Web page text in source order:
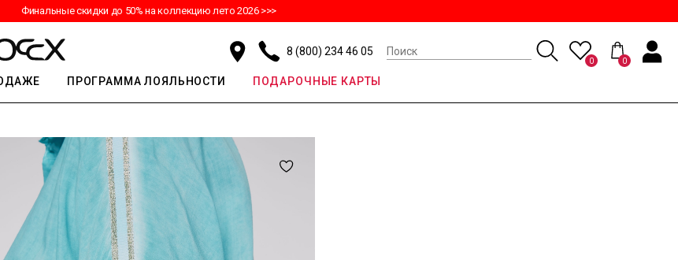
Финальные скидки до 50% на коллекцию лето 2026 >>>
8 (800) 234 46 05
0 0
ПРОГРАММА ЛОЯЛЬНОСТИ ПОДАРОЧНЫЕ КАРТЫ